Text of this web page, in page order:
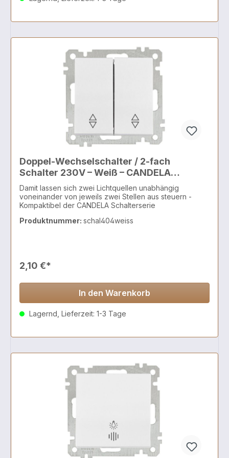
Schaltzustand (z. B. Licht AN) an – Unterputzmontage –
allen CANDELA Schalterrahmen – Farbe: Weiß –
Treppenhäuser, Schlafzimmer, Außenlicht usw.
Hersteller: mutlusan electric, ADDRESS İkitelli, Org. San.
Bölgesi Mahallesi, Enkoop Cad. No:7, 33500 Başakşehir,
İSTANBUL, https://www.mutlusan.com.tr/en/Contact,
info@mutlusan.com.trImporteur: ilmex europe kg,
Frankfurter Allee 62, 15306 Seelow, www.herry-24.de,
office@herry-24.deVerantwortliche Person: iimex
www.herry-24.de, office@herry-24.de
Doppel-Wechselschalter / 2-fach
Schalter 230V – Weiß – CANDELA
Schalterserie
Damit lassen sich zwei Lichtquellen unabhängig
voneinander von jeweils zwei Stellen aus steuern -
Kompaktibel der CANDELA Schalterserie
Produktnummer: schal404weiss
2,10 €*
In den Warenkorb
Lagernd, Lieferzeit: 1-3 Tage